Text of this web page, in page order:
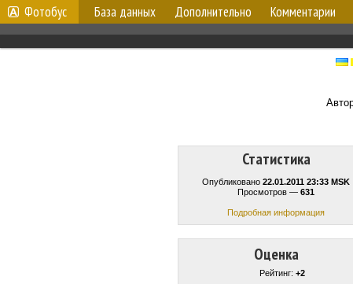
Фотобус База данных Дополнительно Комментарии
Статистика
Опубликовано 22.01.2011 23:33 MSK
Просмотров — 631
Подробная информация
Оценка
Рейтинг: +2